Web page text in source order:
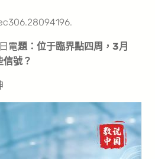
電題：位于臨界點四周，3月
號？